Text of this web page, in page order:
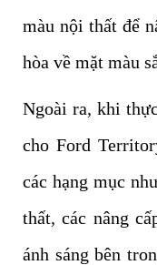
màu nội thất để
hòa về mặt màu
Ngoài ra, khi
cho Ford
các hạng mục
thất, các nâng
ánh sáng bên